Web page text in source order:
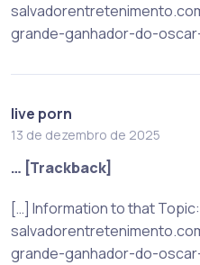
grande-ganhador-do-
live porn
13 de dezembro de 2025
… [Trackback]
[…] Information to that Topic:
grande-ganhador-do-